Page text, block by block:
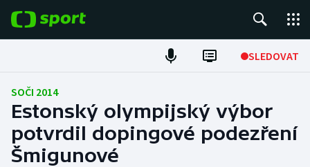
SLEDOVAT
Fotbal
Hokej
Tenis
SOČI 2014
Estonský olympijský výbor
potvrdil dopingové podezření
Šmigunové